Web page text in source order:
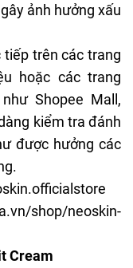
ảnh hưởng xấu
trên các trang
hoặc các trang
Shopee Mall ,
kiểm tra đánh
được hưởng các
shop/neoskin-
Cream